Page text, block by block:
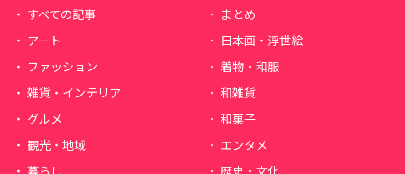
すべての記事
まとめ
アート
日本画・浮世絵
ファッション
着物・和服
雑貨・インテリア
和雑貨
グルメ
和菓子
観光・地域
エンタメ